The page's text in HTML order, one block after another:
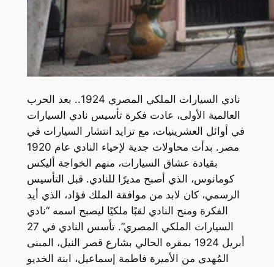
نادي السيارات الملكي المصري 1924.. بعد الحرب
العالمية الأولى، عادت فكرة تأسيس نادي السيارات
في أوائل العشرينيات، مع تزايد انتشار السيارات في
مصر. بدأت محاولات جدية لإحياء النادي عام 1920
بقيادة عشاق السيارات، منهم الخواجة أليكس
كومانوس، الذي أصبح مديرًا للنادي. قبل التأسيس
الرسمي، كان لابد من موافقة الملك فؤاد، الذي أيد
الفكرة ومنح النادي لقبًا ملكيًا ليصبح اسمه “نادي
السيارات الملكي المصري”. تأسس النادي في 27
أبريل 1924 بمقره الحالي بشارع قصر النيل، المبنى
المُهدى من الأميرة فاطمة إسماعيل، ابنة الخديو